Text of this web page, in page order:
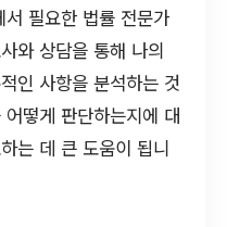
필요한 법률 전문가
와 상담을 통해 나의
인 사항을 분석하는 것
떻게 판단하는지에 대
는 데 큰 도움이 됩니